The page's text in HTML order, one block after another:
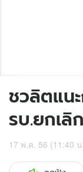
ชวลิตแน
รบ.ยกเ
17 พ.ค. 56 (11:40